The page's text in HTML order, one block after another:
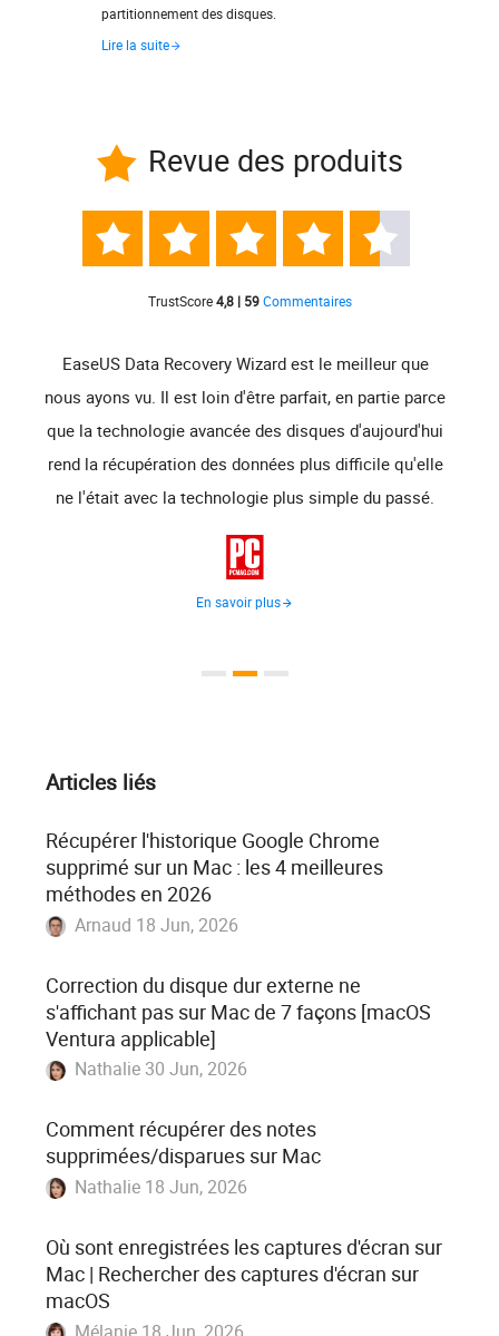
partitionnement des disques.
Lire la suite
 Revue des produits
    
TrustScore4,8 | 59 Commentaires
EaseUS Data Recovery Wizard est le meilleur que
nous ayons vu. Il est loin d'être parfait, en partie parce
que la technologie avancée des disques d'aujourd'hui
rend la récupération des données plus difficile qu'elle
ne l'était avec la technologie plus simple du passé.

En savoir plus
Articles liés
Récupérer l'historique Google Chrome
supprimé sur un Mac : les 4 meilleures
méthodes en 2026
Arnaud 18 Jun, 2026
Correction du disque dur externe ne
s'affichant pas sur Mac de 7 façons [macOS
Ventura applicable]
Nathalie 30 Jun, 2026
Comment récupérer des notes
supprimées/disparues sur Mac
Nathalie 18 Jun, 2026
Où sont enregistrées les captures d'écran sur
Mac | Rechercher des captures d'écran sur
macOS